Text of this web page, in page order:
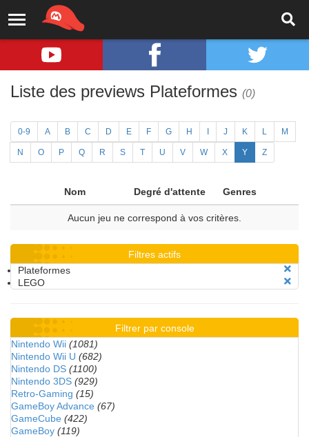
Liste des previews Plateformes (0)
0-9 A B C D E F G H J K L M
N O P Q R S T U V W X Y Z
Nom Degré d'attente Genres
Aucun jeu ne correspond à vos critères.
Filtres actifs
Plateformes
LEGO
Filtrer par console
Nintendo Wii (1081)
Nintendo Wii U (682)
Nintendo DS (1100)
Nintendo 3DS (929)
Retro-Gaming (15)
GameBoy Advance (67)
GameCube (422)
GameBoy (119)